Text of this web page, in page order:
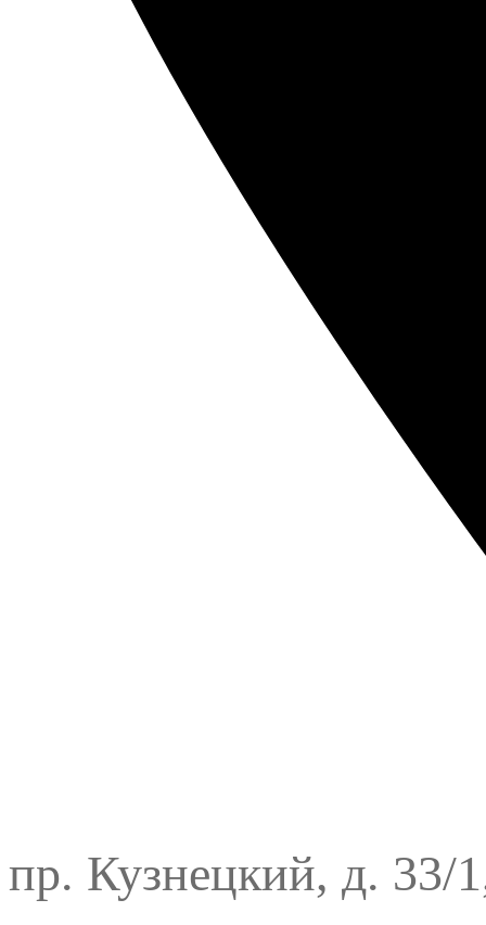
пр. Кузнецкий, д. 33/